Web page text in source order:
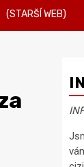
(STARŠÍ WEB)